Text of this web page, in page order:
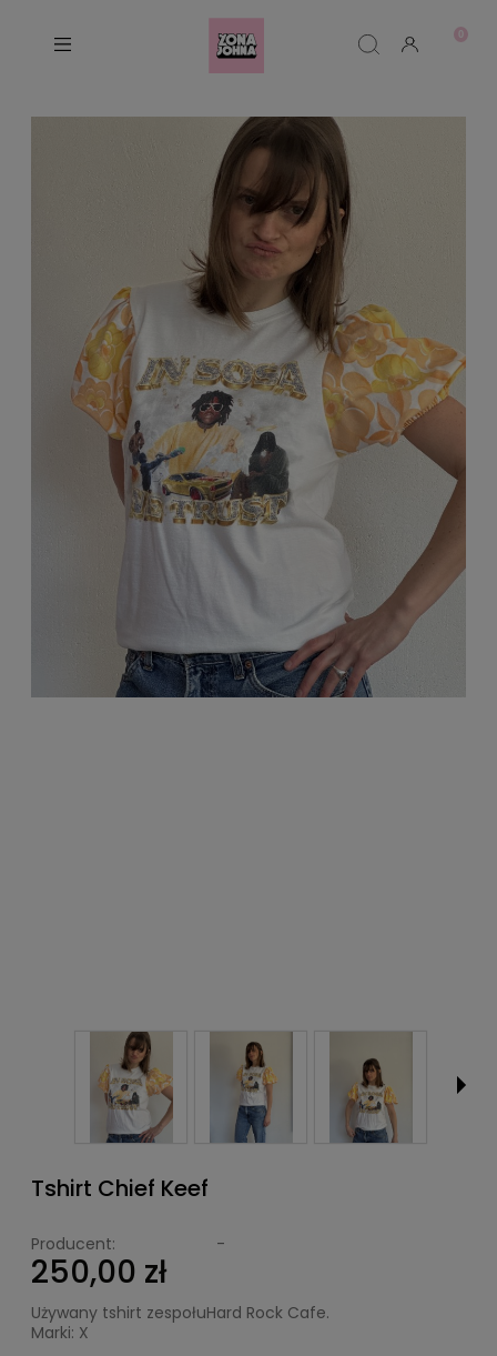
Tshirt Chief Keef
Producent: -
250,00 zł
Używany tshirt zespołuHard Rock Cafe.
Marki: X